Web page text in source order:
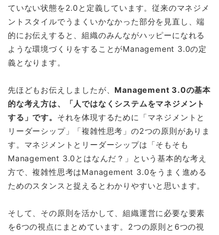
ていない状態を2.0と定義しています。従来のマネジメ
ントスタイルでうまくいかなかった部分を見直し、端
的にお伝えすると、組織のみんながハッピーになれる
ような環境づくりをすることがManagement 3.0の定
義となります。
先ほどもお伝えしましたが、 Management 3.0の基本
的な考え方は、「人ではなくシステムをマネジメント
する」です。 それを体現するために「マネジメントと
リーダーシップ」「複雑性思考」の2つの原則がありま
す。マネジメントとリーダーシップは「そもそも
Management 3.0とはなんだ？」という基本的な考え
方で、複雑性思考はManagement 3.0をうまく進める
ためのスタンスと捉えるとわかりやすいと思います。
そして、その原則を活かして、組織運営に必要な要素
を6つの視点にまとめています。2つの原則と6つの視